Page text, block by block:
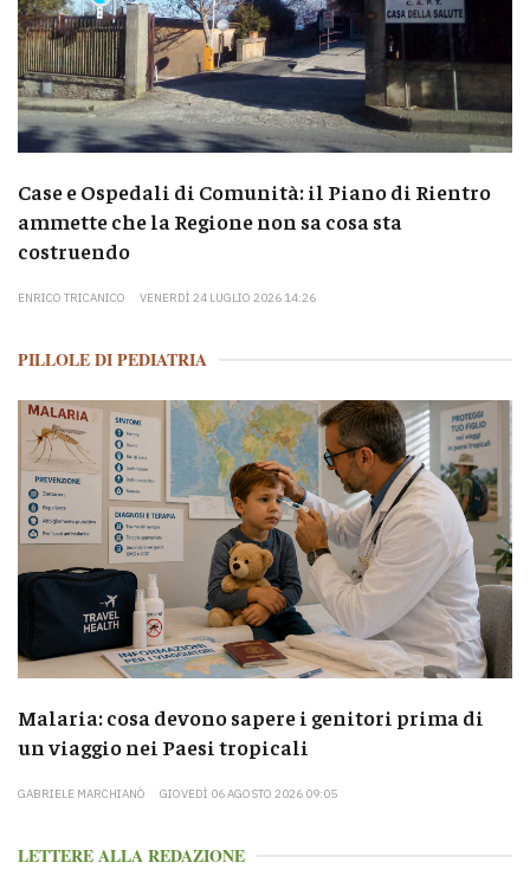
Case e Ospedali di Comunità: il Piano di Rientro
ammette che la Regione non sa cosa sta
costruendo
ENRICO TRICANICO VENERDÌ 24 LUGLIO 2026 14:26
PILLOLE DI PEDIATRIA
Malaria: cosa devono sapere i genitori prima di
un viaggio nei Paesi tropicali
GABRIELE MARCHIANÒ GIOVEDÌ 06 AGOSTO 2026 09:05
LETTERE ALLA REDAZIONE